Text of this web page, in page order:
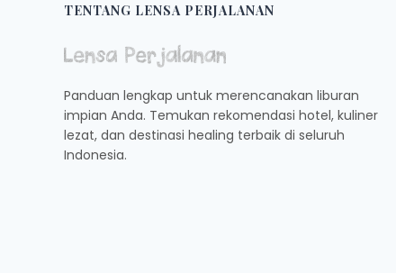
TENTANG LENSA PERJALANAN
Panduan lengkap untuk merencanakan liburan
impian Anda. Temukan rekomendasi hotel, kuliner
lezat, dan destinasi healing terbaik di seluruh
Indonesia.